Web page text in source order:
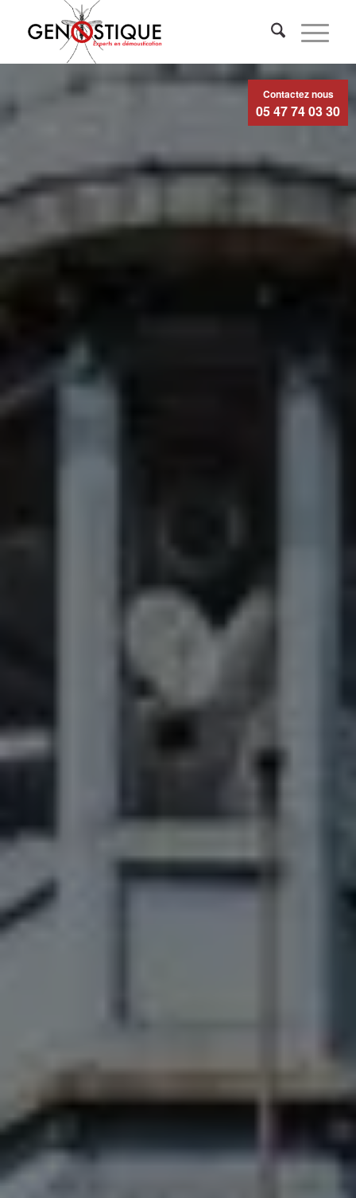
Contactez nous
05 47 74 03 30